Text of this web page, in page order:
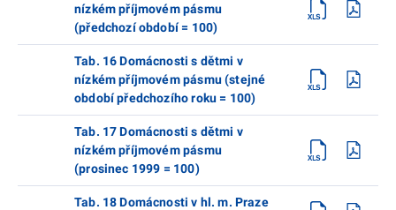
nízkém příjmovém pásmu
(předchozí období = 100)
Tab. 16 Domácnosti s dětmi v
nízkém příjmovém pásmu (stejné
období předchozího roku = 100)
Tab. 17 Domácnosti s dětmi v
nízkém příjmovém pásmu
(prosinec 1999 = 100)
Tab. 18 Domácnosti v hl. m. Praze